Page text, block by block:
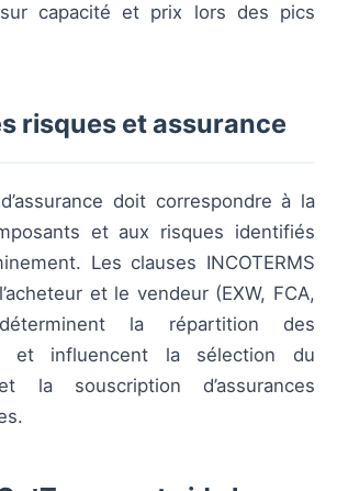
capacité et prix lors des pics
risques et assurance
doit correspondre à la
et aux risques identifiés
Les clauses INCOTERMS
et le vendeur (EXW, FCA,
la répartition des
et influencent la sélection du
la souscription d’assurances